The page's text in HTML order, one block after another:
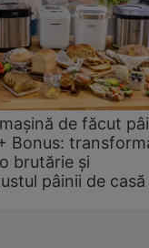
de făcut
Bonus:
brutărie și
pâinii de casă